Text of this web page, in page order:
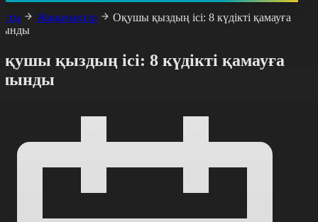
Жаңалықтар
Оқушы қыздың ісі: 8 күдікті қамауға
қыздың ісі: 8 күдікті қамауға